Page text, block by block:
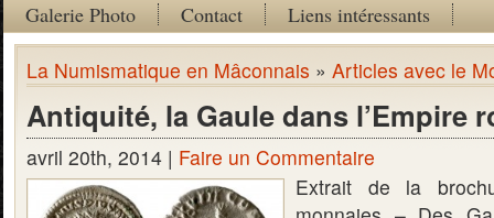
Galerie Photo
Contact Liens intéressants
La Numismatique en Mâconnais » Articles avec le
Antiquité, la Gaule dans l’Empire
avril 20th, 2014 | Faire un Commentaire
Extrait de la